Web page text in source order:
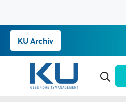
Zum
Inhalt
springen
KU Archiv